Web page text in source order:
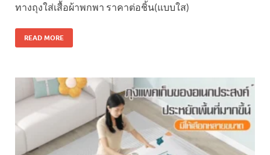
ทางถุงใส่เสื้อผ้าพกพา ราคาต่อชิ้น(แบบใส)
READ MORE